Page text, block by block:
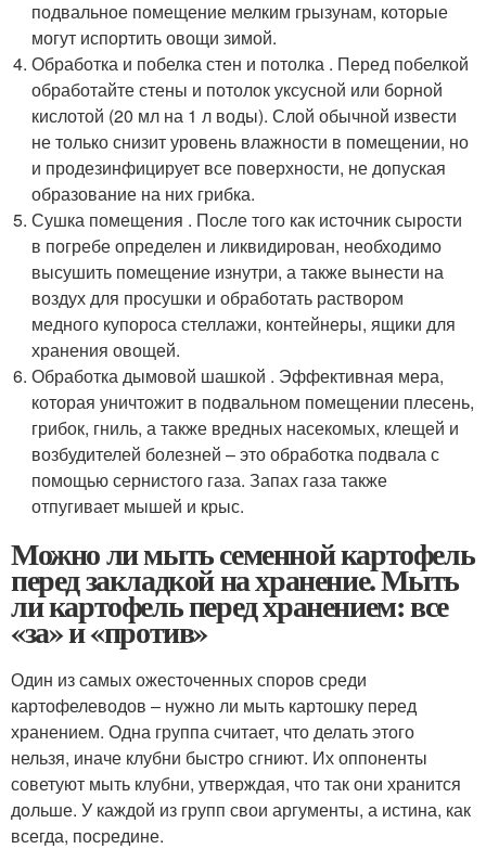
подвальное помещение мелким грызунам, которые
могут испортить овощи зимой.
Обработка и побелка стен и потолка . Перед побелкой
обработайте стены и потолок уксусной или борной
кислотой (20 мл на 1 л воды). Слой обычной извести
не только снизит уровень влажности в помещении, но
и продезинфицирует все поверхности, не допуская
образование на них грибка.
Сушка помещения . После того как источник сырости
в погребе определен и ликвидирован, необходимо
высушить помещение изнутри, а также вынести на
воздух для просушки и обработать раствором
медного купороса стеллажи, контейнеры, ящики для
хранения овощей.
Обработка дымовой шашкой . Эффективная мера,
которая уничтожит в подвальном помещении плесень,
грибок, гниль, а также вредных насекомых, клещей и
возбудителей болезней – это обработка подвала с
помощью сернистого газа. Запах газа также
отпугивает мышей и крыс.
Можно ли мыть семенной картофель
перед закладкой на хранение. Мыть
ли картофель перед хранением: все
«за» и «против»
Один из самых ожесточенных споров среди
картофелеводов – нужно ли мыть картошку перед
хранением. Одна группа считает, что делать этого
нельзя, иначе клубни быстро сгниют. Их оппоненты
советуют мыть клубни, утверждая, что так они хранится
дольше. У каждой из групп свои аргументы, а истина, как
всегда, посредине.